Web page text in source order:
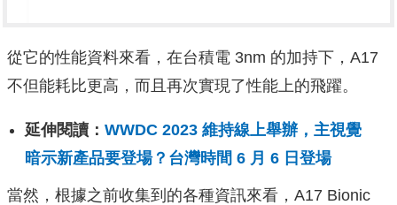
從它的性能資料來看，在台積電 3nm 的加持下，A17
不但能耗比更高，而且再次實現了性能上的飛躍。
延伸閱讀： WWDC 2023 維持線上舉辦，主視覺
暗示新產品要登場？台灣時間 6 月 6 日登場
當然，根據之前收集到的各種資訊來看，A17 Bionic